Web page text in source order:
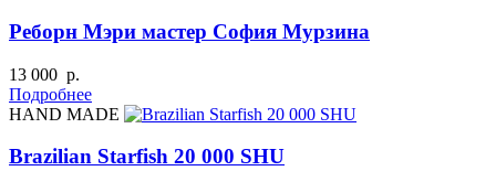
Реборн Мэри мастер София Мурзина
13 000 р.
Подробнее
HAND MADE
Brazilian Starfish 20 000 SHU